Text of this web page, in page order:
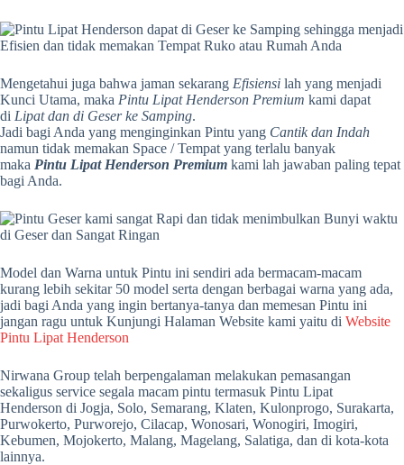
Mengetahui juga bahwa jaman sekarang Efisiensi lah yang menjadi
Kunci Utama, maka Pintu Lipat Henderson Premium kami dapat
di Lipat dan di Geser ke Samping.
Jadi bagi Anda yang menginginkan Pintu yang Cantik dan Indah
namun tidak memakan Space / Tempat yang terlalu banyak
maka Pintu Lipat Henderson Premium kami lah jawaban paling tepat
bagi Anda.
Model dan Warna untuk Pintu ini sendiri ada bermacam-macam
kurang lebih sekitar 50 model serta dengan berbagai warna yang ada,
jadi bagi Anda yang ingin bertanya-tanya dan memesan Pintu ini
jangan ragu untuk Kunjungi Halaman Website kami yaitu di Website
Pintu Lipat Henderson
Nirwana Group telah berpengalaman melakukan pemasangan
sekaligus service segala macam pintu termasuk Pintu Lipat
Henderson di Jogja, Solo, Semarang, Klaten, Kulonprogo, Surakarta,
Purwokerto, Purworejo, Cilacap, Wonosari, Wonogiri, Imogiri,
Kebumen, Mojokerto, Malang, Magelang, Salatiga, dan di kota-kota
lainnya.